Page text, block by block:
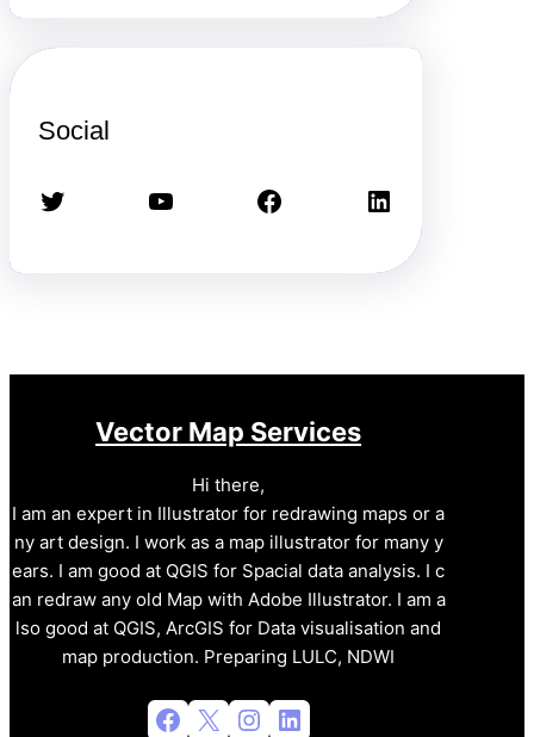
Social
Twitter YouTube Facebook LinkedIn
Vector Map Services
Hi there,
I am an expert in Illustrator for redrawing maps or a
ny art design. I work as a map illustrator for many y
ears. I am good at QGIS for Spacial data analysis. I c
an redraw any old Map with Adobe Illustrator. I am a
lso good at QGIS, ArcGIS for Data visualisation and
map production. Preparing LULC, NDWI
Facebook X Instagram LinkedIn